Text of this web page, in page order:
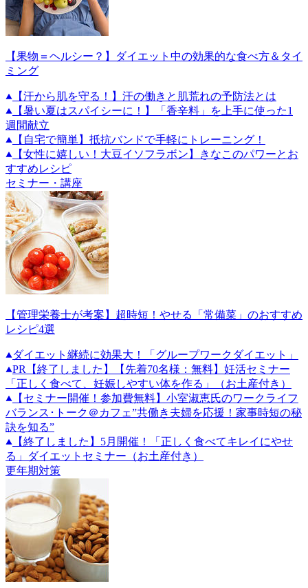
【果物＝ヘルシー？】ダイエット中の効果的な食べ方＆タイ
ミング
【汗から肌を守る！】汗の働きと肌荒れの予防法とは
【暑い夏はスパイシーに！】「香辛料」を上手に使った1
週間献立
【自宅で簡単】抵抗バンドで手軽にトレーニング！
【女性に嬉しい！大豆イソフラボン】きなこのパワーとお
すすめレシピ
セミナー・講座
【管理栄養士が考案】超時短！やせる「常備菜」のおすすめ
レシピ4選
ダイエット継続に効果大！「グループワークダイエット」
PR 【終了しました】【先着70名様：無料】妊活セミナー
「正しく食べて、妊娠しやすい体を作る」（お土産付き）
【セミナー開催！参加費無料】小室淑恵氏のワークライフ
バランス･トーク＠カフェ”共働き夫婦を応援！家事時短の秘
訣を知る”
【終了しました】5月開催！「正しく食べてキレイにやせ
る」ダイエットセミナー（お土産付き）
更年期対策